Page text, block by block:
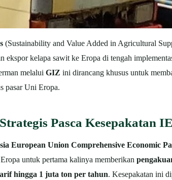
(Sustainability and Value Added in Agricultural
ekspor kelapa sawit ke Eropa di tengah
melalui GIZ ini dirancang khusus untuk
pasar Uni Eropa.
Pasca Kesepakatan
European Union Comprehensive Economic
untuk pertama kalinya memberikan
hingga 1 juta ton per tahun. Kesepakatan ini